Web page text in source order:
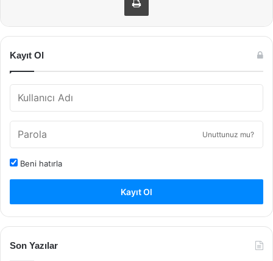
Kayıt Ol
Unuttunuz mu?
Beni hatırla
Kayıt Ol
Son Yazılar